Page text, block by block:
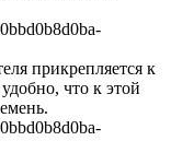
прикрепляется к
что к этой